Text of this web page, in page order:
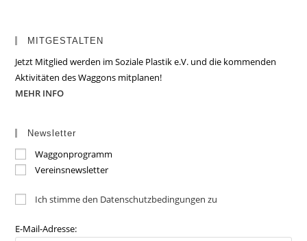
MITGESTALTEN
Jetzt Mitglied werden im Soziale Plastik e.V. und die kommenden
Aktivitäten des Waggons mitplanen!
MEHR INFO
Newsletter
Waggonprogramm
Vereinsnewsletter
Ich stimme den Datenschutzbedingungen zu
E-Mail-Adresse: